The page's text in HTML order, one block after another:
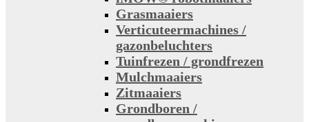
Grasmaaiers
Verticuteermachines /
gazonbeluchters
Tuinfrezen / grondfrezen
Mulchmaaiers
Zitmaaiers
Grondboren /